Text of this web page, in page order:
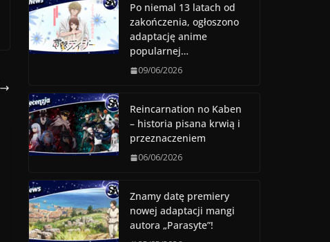
Po niemal 13 latach od
zakończenia, ogłoszono
adaptację anime
popularnej…
09/06/2026
Reincarnation no Kaben
– historia pisana krwią i
przeznaczeniem
06/06/2026
Znamy datę premiery
nowej adaptacji mangi
autora „Parasyte”!